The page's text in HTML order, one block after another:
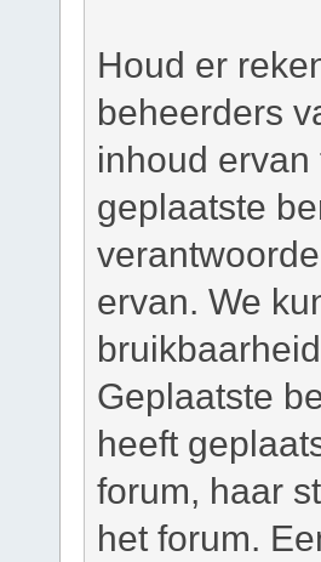
Houd er
beheerders
inhoud
geplaatste
ervan. We
Geplaatste
heeft
forum, haar
het forum.